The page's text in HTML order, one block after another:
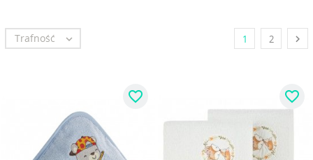
Trafność  1 2 
favorite_border favorite_border